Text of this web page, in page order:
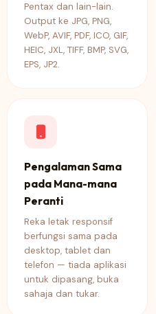
Pentax dan lain-lain.
Output ke JPG, PNG,
WebP, AVIF, PDF, ICO, GIF,
HEIC, JXL, TIFF, BMP, SVG,
EPS, JP2.
Pengalaman Sama
pada Mana-mana
Peranti
Reka letak responsif
berfungsi sama pada
desktop, tablet dan
telefon — tiada aplikasi
untuk dipasang, buka
sahaja dan tukar.